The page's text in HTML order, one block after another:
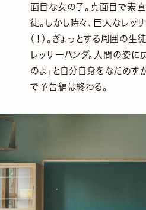
面目な女の子。真面目で素
徒。しかし時々、巨大なレッ
（！）。ぎょっとする周囲の
レッサーパンダ。人間の姿に
のよ」と自分自身をなだめ
で予告編は終わる。